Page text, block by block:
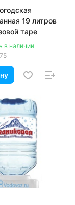
19 литров
таре
в наличии